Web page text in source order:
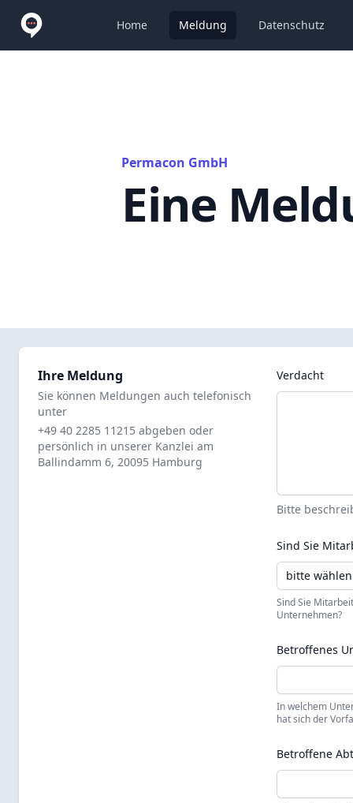
Home Meldung Datenschutz
Permacon GmbH
Eine
Ihre Meldung
Sie können Meldungen auch telefonisch
unter
+49 40 2285 11215 abgeben oder
persönlich in unserer Kanzlei am
Ballindamm 6, 20095 Hamburg
Verdacht
Bitte
Sind Sie
Sind Sie
Unternehmen?
Betroffenes
In welchem
hat sich der
Betroffene